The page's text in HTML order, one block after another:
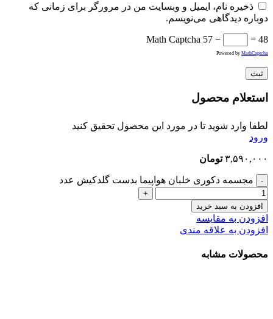
ذخیره نام، ایمیل و وبسایت من در مرورگر برای زمانی که
دوباره دیدگاهی می‌نویسم.
Math Captcha 57 − = 48
Powered by MathCaptcha
استعلام محصول
لطفا وارد شوید تا در مورد این محصول تحقیق کنید
ورود
۳,۵۹۰,۰۰۰ تومان
مجسمه دکوری خلبان هواپیما بدست گلدکیش عدد
افزودن به سبد خرید
افزودن به مقایسه
افزودن به علاقه مندی
محصولات مشابه